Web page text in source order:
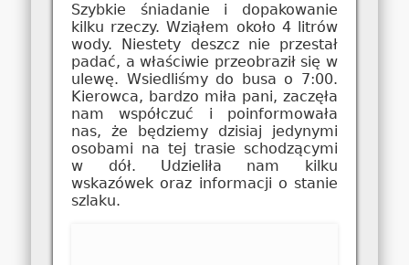
Szybkie śniadanie i dopakowanie
kilku rzeczy. Wziąłem około 4 litrów
wody. Niestety deszcz nie przestał
padać, a właściwie przeobraził się w
ulewę. Wsiedliśmy do busa o 7:00.
Kierowca, bardzo miła pani, zaczęła
nam współczuć i poinformowała
nas, że będziemy dzisiaj jedynymi
osobami na tej trasie schodzącymi
w dół. Udzieliła nam kilku
wskazówek oraz informacji o stanie
szlaku.